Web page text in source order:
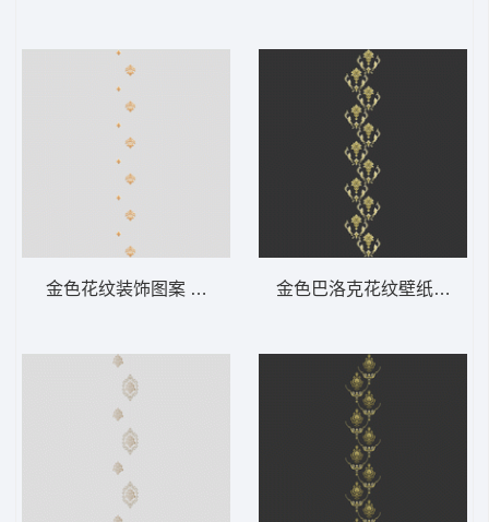
金色花纹装饰图案 软装 装饰 窗帘金色巴洛克花纹壁纸 软装